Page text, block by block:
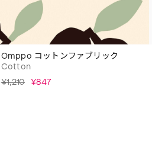
Omppo コットンファブリック
Cotton
¥1,210 ¥847